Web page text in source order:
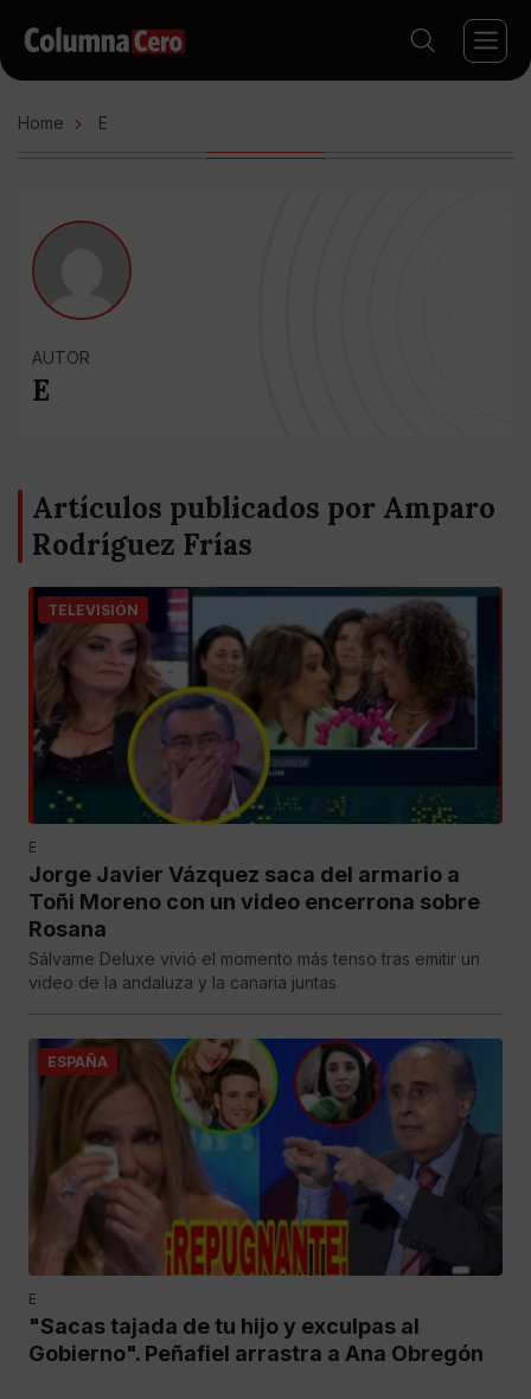
Home E
AUTOR
E
Artículos publicados por Amparo
Rodríguez Frías
TELEVISIÓN
E
Jorge Javier Vázquez saca del armario a
Toñi Moreno con un video encerrona sobre
Rosana
Sálvame Deluxe vivió el momento más tenso tras emitir un
video de la andaluza y la canaria juntas
ESPAÑA
E
"Sacas tajada de tu hijo y exculpas al
Gobierno". Peñafiel arrastra a Ana Obregón